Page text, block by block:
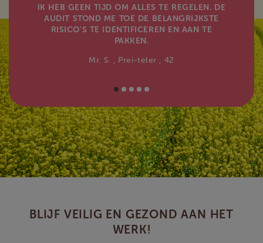
IK HEB GEEN TIJD OM ALLES TE REGELEN. DE
AUDIT STOND ME TOE DE BELANGRIJKSTE
RISICO'S TE IDENTIFICEREN EN AAN TE
PAKKEN.
Mr. S. , Prei-teler , 42
BLIJF VEILIG EN GEZOND AAN HET
WERK!